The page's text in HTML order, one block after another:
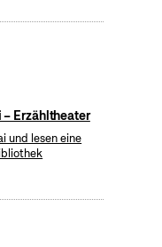
Erzähltheater
und lesen eine